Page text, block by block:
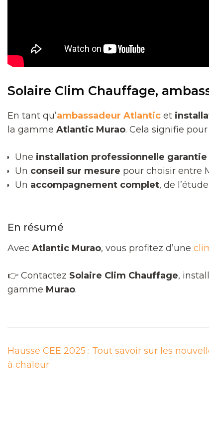
Solaire Clim Chauffage,
En tant qu’ambassadeur Atlantic et
la gamme Atlantic Murao. Cela signifie pour
Une installation professionnelle garantie
Un conseil sur mesure pour choisir entre
Un accompagnement complet, de
En résumé
Avec Atlantic Murao, vous profitez d’une
👉 Contactez Solaire Clim Chauffage,
gamme Murao.
Navigation
de
Hausse CEE 2025 : Tout savoir sur les
à chaleur